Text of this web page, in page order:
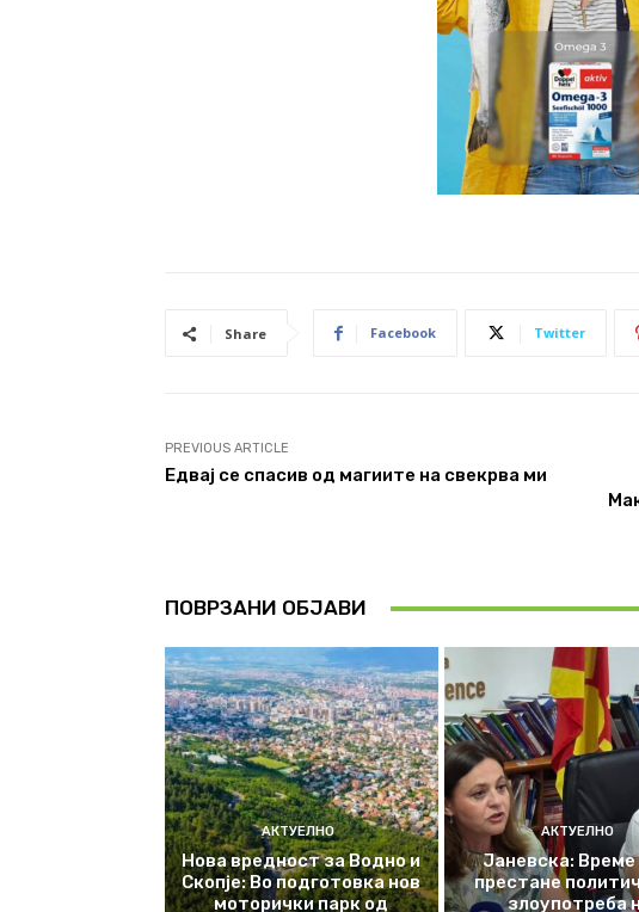
Share Facebook Twitter
PREVIOUS ARTICLE
Едвај се спасив од магиите на свекрва ми
ПОВРЗАНИ ОБЈАВИ
АКТУЕЛНО
Нова вредност за Водно и
Скопје: Во подготовка нов
моторички парк од
АКТУЕЛНО
Јаневска: Време
престане
злоупотреба